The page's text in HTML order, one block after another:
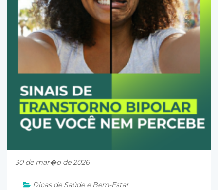
30 de mar�o de 2026
Dicas de Saúde e Bem-Estar